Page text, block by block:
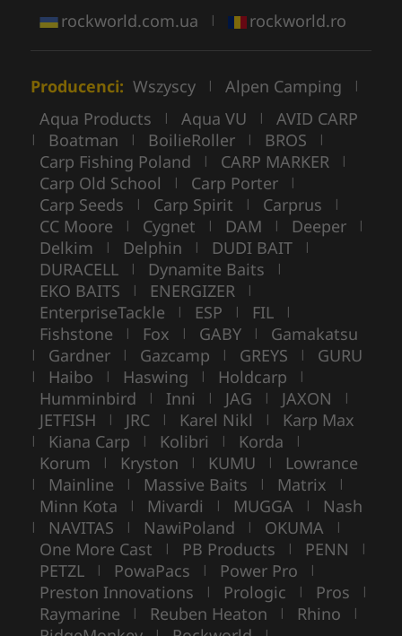
rockworld.com.ua | rockworld.ro
Producenci: Wszyscy | Alpen Camping |
Aqua Products | Aqua VU | AVID CARP
| Boatman | BoilieRoller | BROS |
Carp Fishing Poland | CARP MARKER |
Carp Old School | Carp Porter |
Carp Seeds | Carp Spirit | Carprus |
CC Moore | Cygnet | DAM | Deeper |
Delkim | Delphin | DUDI BAIT |
DURACELL | Dynamite Baits |
EKO BAITS | ENERGIZER |
EnterpriseTackle | ESP | FIL |
Fishstone | Fox | GABY | Gamakatsu
| Gardner | Gazcamp | GREYS | GURU
| Haibo | Haswing | Holdcarp |
Humminbird | Inni | JAG | JAXON |
JETFISH | JRC | Karel Nikl | Karp Max
| Kiana Carp | Kolibri | Korda |
Korum | Kryston | KUMU | Lowrance
| Mainline | Massive Baits | Matrix |
Minn Kota | Mivardi | MUGGA | Nash
| NAVITAS | NawiPoland | OKUMA |
One More Cast | PB Products | PENN |
PETZL | PowaPacs | Power Pro |
Preston Innovations | Prologic | Pros |
Raymarine | Reuben Heaton | Rhino |